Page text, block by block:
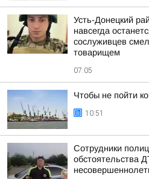
Усть-Донецкий
навсегда
сослуживцев
товарищем
07:05
Чтобы не пойти
10:51
Сотрудники
обстоятельства